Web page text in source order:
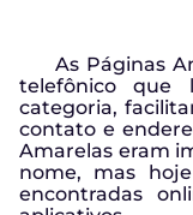
As Páginas
telefônico que
categoria,
contato e
Amarelas eram
nome, mas
encontradas